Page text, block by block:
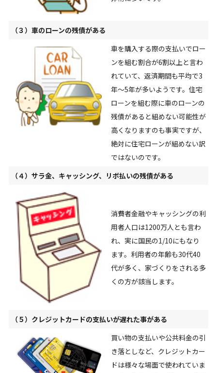
（３）車のローンの残債がある
車を購入する際の支払いでロー
ンを組む割合が6割以上と言わ
れていて、返済期間も平均で3
年～5年が多いようです。住宅
ローンを組む際に車のローンの
残債があると組めない可能性が
高くなりますのも事実ですが、
絶対に住宅ローンが組めない訳
ではないのです。
（４）サラ金、キャッシング、リボ払いの残債がある
消費者金融やキャッシングの利
用者人口は1200万人とも言わ
れ、実に国民の1/10にもなり
ます。利用者の年齢も30代40
代が多く、家づくりをされる多
くの方が該当します。
（５）クレジットカードの支払いが遅れた事がある
買い物の支払いや公共料金の引
き落としなど、クレジットカー
ドは様々な場面で使われていま